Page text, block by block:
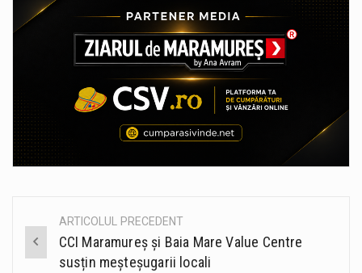
Post
navigation
ARTICOLUL PRECEDENT
CCI Maramureș și Baia Mare Value Centre
susțin meșteșugarii locali